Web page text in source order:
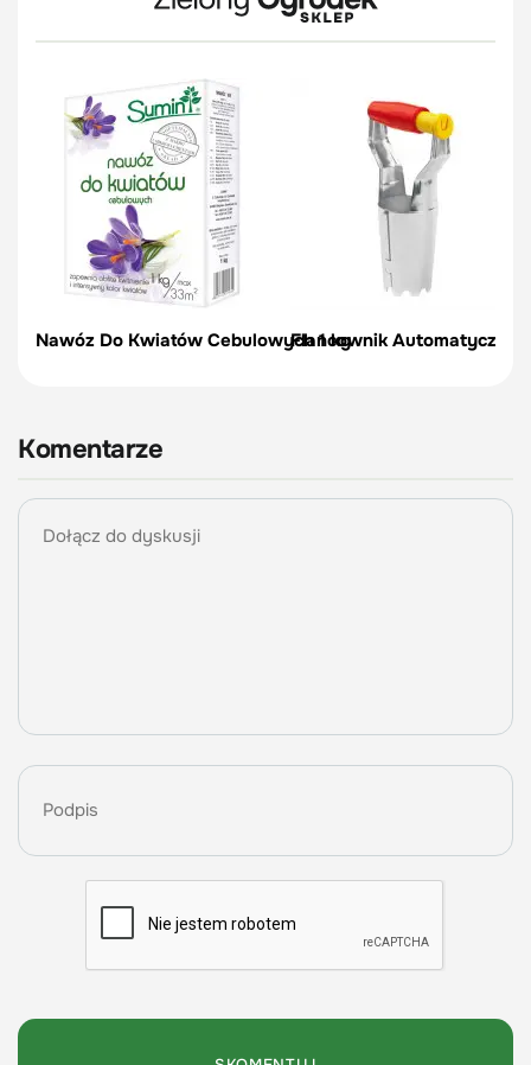
Nawóz Do Kwiatów Cebulowych 1 kgFlancownik Automatyczny
Komentarze